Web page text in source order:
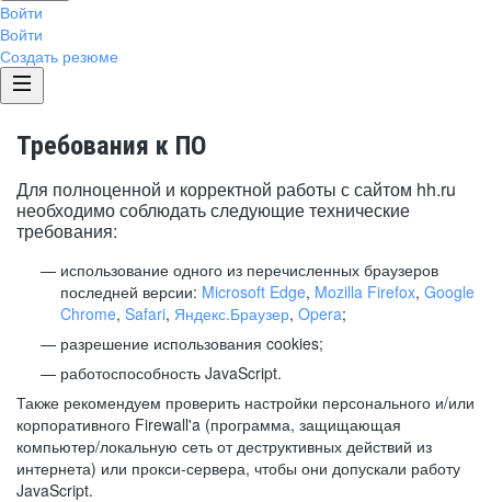
Войти
Войти
Создать резюме
Требования к ПО
Для полноценной и корректной работы с сайтом hh.ru
необходимо соблюдать следующие технические
требования:
использование одного из перечисленных браузеров
последней версии: Microsoft Edge, Mozilla Firefox, Google
Chrome, Safari, Яндекс.Браузер, Opera;
разрешение использования cookies;
работоспособность JavaScript.
Также рекомендуем проверить настройки персонального и/или
корпоративного Firewall'a (программа, защищающая
компьютер/локальную сеть от деструктивных действий из
интернета) или прокси-сервера, чтобы они допускали работу
JavaScript.